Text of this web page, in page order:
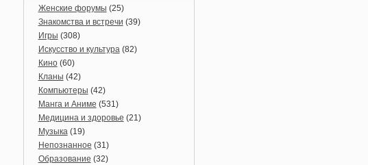
Женские форумы (25)
Знакомства и встречи (39)
Игры (308)
Искусство и культура(82)
Кино(60)
Кланы (42)
Компьютеры (42)
Манга и Аниме (531)
Медицина и здоровье (21)
Музыка(19)
Непознанное (31)
Образование (32)